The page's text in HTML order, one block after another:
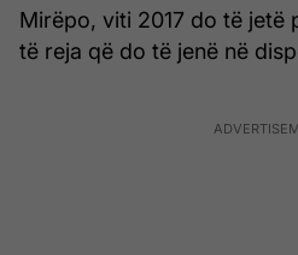
Mirëpo, viti 2017 do të jetë
të reja që do të jenë në